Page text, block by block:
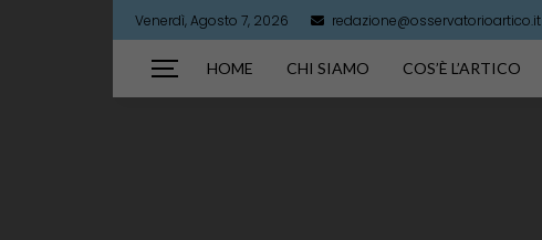
Venerdì, Agosto 7, 2026 redazione@osservatorioartico.it
HOME CHI SIAMO COS’È L’ARTICO